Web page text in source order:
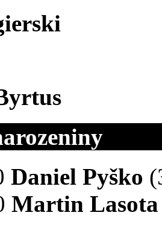
Daniel Pyško
Martin Lasota